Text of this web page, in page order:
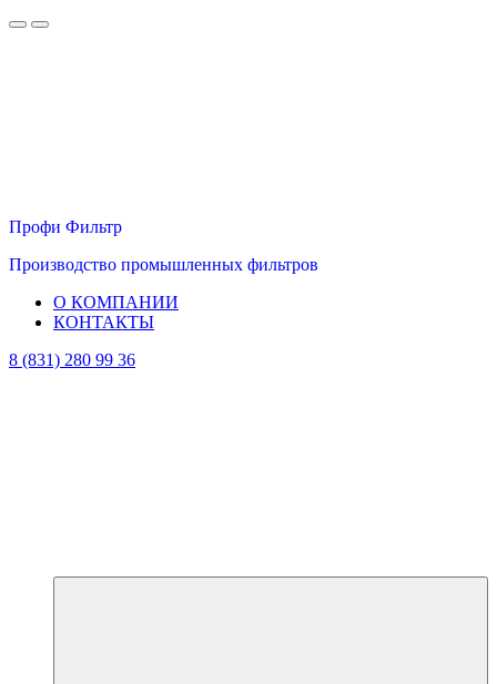
Профи Фильтр
Производство промышленных фильтров
О КОМПАНИИ
КОНТАКТЫ
8 (831) 280 99 36